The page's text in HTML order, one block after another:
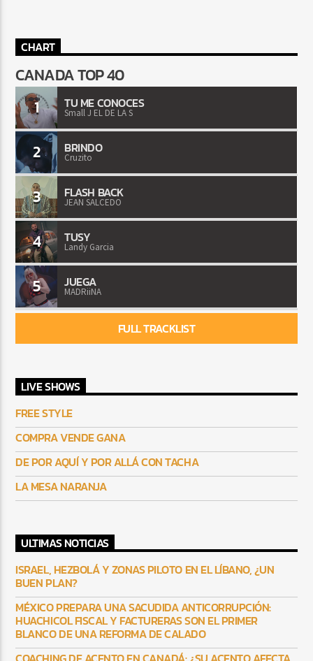
CHART
CANADA TOP 40
1 TU ME CONOCES
Small J EL DE LA S
2 BRINDO
Cruzito
3 FLASH BACK
JEAN SALCEDO
4 TUSY
Landy Garcia
5 JUEGA
MADRiiNA
FULL TRACKLIST
LIVE SHOWS
FREE STYLE
COMPRA VENDE GANA
DE POR AQUÍ Y POR ALLÁ CON TACHA
LA MESA NARANJA
ULTIMAS NOTICIAS
ISRAEL, HEZBOLÁ Y ZONAS PILOTO EN EL LÍBANO, ¿UN
BUEN PLAN?
MÉXICO PREPARA UNA SACUDIDA ANTICORRUPCIÓN:
HUACHICOL FISCAL Y FACTURERAS SON EL PRIMER
BLANCO DE UNA REFORMA DE CALADO